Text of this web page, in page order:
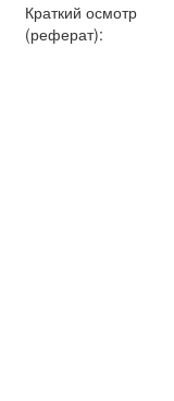
Краткий осмотр
(реферат):